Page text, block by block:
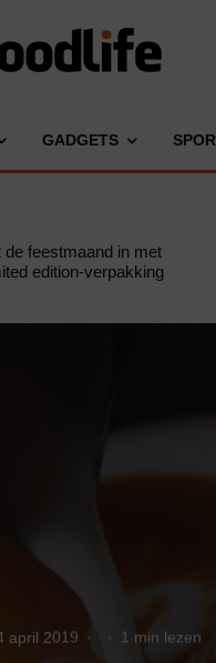
GADGETS
de feestmaand in met
edition-verpakking
april 2019 · · 1 min lezen